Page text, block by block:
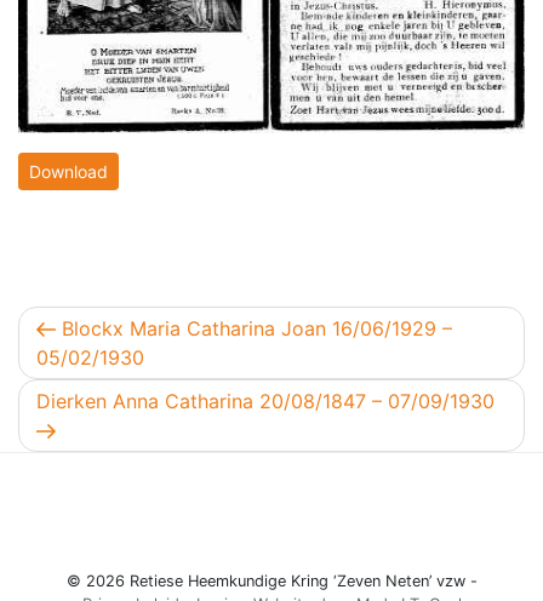
Download
Berichtnavigatie
Vorig bericht
Blockx Maria Catharina Joan 16/06/1929 –
05/02/1930
Volgend bericht
Dierken Anna Catharina 20/08/1847 – 07/09/1930
© 2026 Retiese Heemkundige Kring ‘Zeven Neten’ vzw -